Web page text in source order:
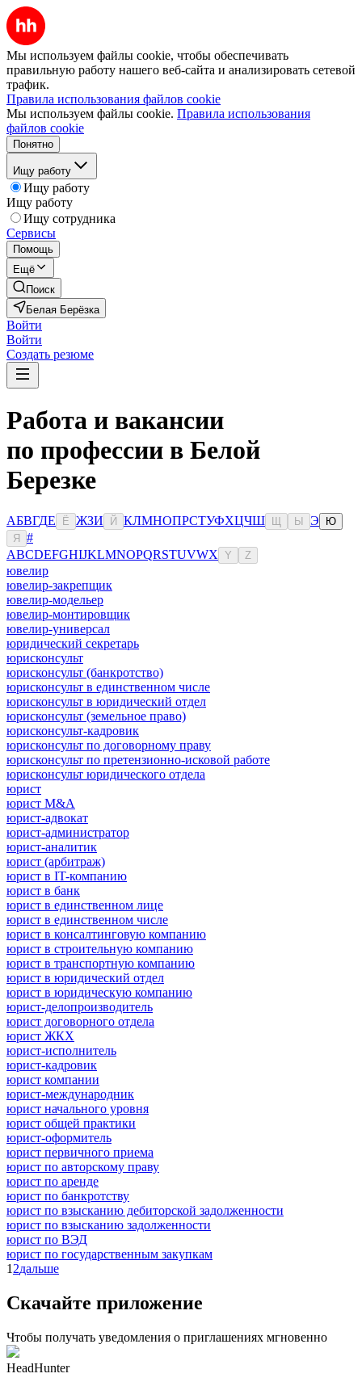
Мы используем файлы cookie, чтобы обеспечивать
правильную работу нашего веб-сайта и анализировать сетевой
трафик.
Правила использования файлов cookie
Мы используем файлы cookie. Правила использования
файлов cookie
Понятно
Ищу работу
Ищу работу
Ищу работу
Ищу сотрудника
Сервисы
Помощь
Ещё
Поиск
Белая Берёзка
Войти
Войти
Создать резюме
Работа и вакансии
по профессии в Белой
Березке
АБВГДЕ Ё ЖЗИ Й КЛМНОПРСТУФХЦЧШ Ы Э
Ю
Я
#
ABCDEFGHIJKLMNOPQRSTUVWX Y Z
ювелир
ювелир-закрепщик
ювелир-модельер
ювелир-монтировщик
ювелир-универсал
юридический секретарь
юрисконсульт
юрисконсульт (банкротство)
юрисконсульт в единственном числе
юрисконсульт в юридический отдел
юрисконсульт (земельное право)
юрисконсульт-кадровик
юрисконсульт по договорному праву
юрисконсульт по претензионно-исковой работе
юрисконсульт юридического отдела
юрист
юрист M&A
юрист-адвокат
юрист-администратор
юрист-аналитик
юрист (арбитраж)
юрист в IT-компанию
юрист в банк
юрист в единственном лице
юрист в единственном числе
юрист в консалтинговую компанию
юрист в строительную компанию
юрист в транспортную компанию
юрист в юридический отдел
юрист в юридическую компанию
юрист-делопроизводитель
юрист договорного отдела
юрист ЖКХ
юрист-исполнитель
юрист-кадровик
юрист компании
юрист-международник
юрист начального уровня
юрист общей практики
юрист-оформитель
юрист первичного приема
юрист по авторскому праву
юрист по аренде
юрист по банкротству
юрист по взысканию дебиторской задолженности
юрист по взысканию задолженности
юрист по ВЭД
юрист по государственным закупкам
1 2дальше
Скачайте приложение
Чтобы получать уведомления о приглашениях мгновенно
HeadHunter